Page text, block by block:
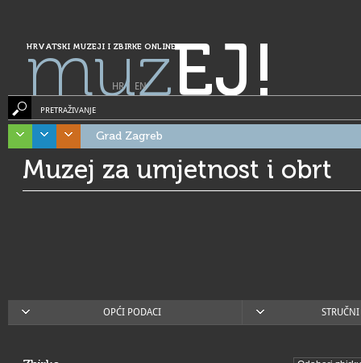
HRVATSKI MUZEJI I ZBIRKE ONLINE
muzEJ!
HR| EN
PRETRAŽIVANJE
Grad Zagreb
Muzej za umjetnost i obrt
OPĆI PODACI